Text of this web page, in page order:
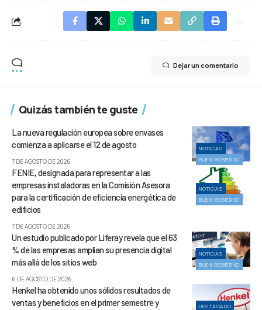
Dejar un comentario
Quizás también te guste
NOTICIAS
BUEN GOBIERNO
La nueva regulación europea sobre envases
comienza a aplicarse el 12 de agosto
7 DE AGOSTO DE 2026
NOTICIAS
BUEN GOBIERNO
FENIE, designada para representar a las
empresas instaladoras en la Comisión Asesora
para la certificación de eficiencia energética de
edificios
7 DE AGOSTO DE 2026
NOTICIAS
BUEN GOBIERNO
Un estudio publicado por Liferay revela que el 63
% de las empresas amplían su presencia digital
más allá de los sitios web
6 DE AGOSTO DE 2026
DESTACADO
Henkel ha obtenido unos sólidos resultados de
ventas y beneficios en el primer semestre y